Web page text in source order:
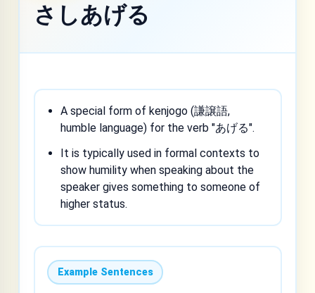
さしあげる
A special form of kenjogo (謙譲語,
humble language) for the verb "あげる".
It is typically used in formal contexts to
show humility when speaking about the
speaker gives something to someone of
higher status.
Example Sentences